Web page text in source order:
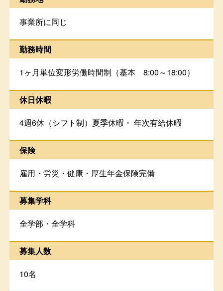
事業所に同じ
勤務時間
1ヶ月単位変形労働時間制（基本 8:00～18:00）
休日休暇
4週6休（シフト制）夏季休暇・ 年次有給休暇
保険
雇用・労災・健康・厚生年金保険完備
募集学科
全学部・全学科
募集人数
10名